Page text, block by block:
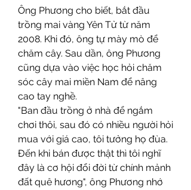
Ông Phương cho biết, bắt đầu
trồng mai vàng Yên Tử từ năm
2008. Khi đó, ông tự mày mò để
chăm cây. Sau dần, ông Phương
cũng dựa vào việc học hỏi chăm
sóc cây mai miền Nam để nâng
cao tay nghề.
"Ban đầu trồng ở nhà để ngắm
chơi thôi, sau đó có nhiều người hỏi
mua với giá cao, tôi tưởng họ đùa.
Đến khi bán được thật thì tôi nghĩ
đây là cơ hội đổi đời từ chính mảnh
đất quê hương", ông Phương nhớ